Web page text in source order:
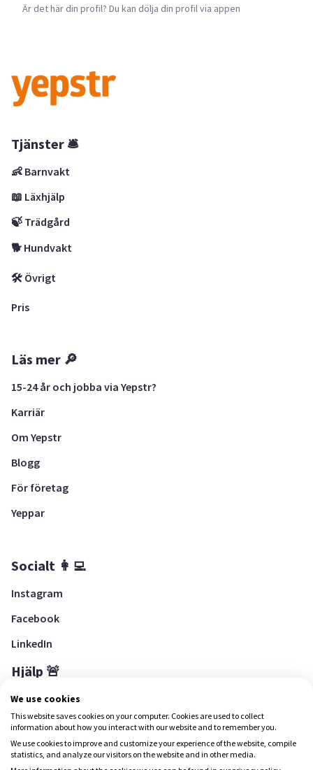
Är det här din profil? Du kan dölja din profil via appen
Tjänster 🛎
👶 Barnvakt
📖 Läxhjälp
🍃 Trädgård
🐕 Hundvakt
🛠 Övrigt
Pris
Läs mer 🔎
15-24 år och jobba via Yepstr?
Karriär
Om Yepstr
Blogg
För företag
Yeppar
Socialt 👩‍💻
Instagram
Facebook
LinkedIn
Hjälp 🚨
Hjälpcenter
Ladda ned Yepstr
We use cookies
This website saves cookies on your computer. Cookies are used to collect
information about how you interact with our website and to remember you.
We use cookies to improve and customize your experience of the website, compile
statistics, and analyze our visitors on the website and in other media.